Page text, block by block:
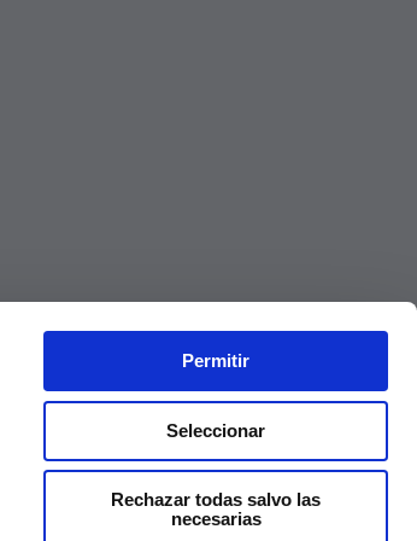
Permitir
Seleccionar
Rechazar todas salvo las
necesarias